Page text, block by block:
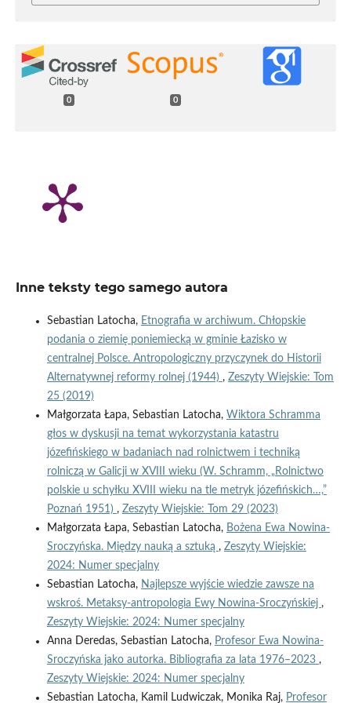
0 0
Inne teksty tego samego autora
Sebastian Latocha, Etnografia w archiwum. Chłopskie
podania o ziemię poniemiecką w gminie Łazisko w
centralnej Polsce. Antropologiczny przyczynek do Historii
Alternatywnej reformy rolnej (1944) , Zeszyty Wiejskie: Tom
25 (2019)
Małgorzata Łapa, Sebastian Latocha, Wiktora Schramma
głos w dyskusji na temat wykorzystania katastru
józefińskiego w badaniach nad rolnictwem i techniką
rolniczą w Galicji w XVIII wieku (W. Schramm, „Rolnictwo
polskie u schyłku XVIII wieku na tle metryk józefińskich…,”
Poznań 1951) , Zeszyty Wiejskie: Tom 29 (2023)
Małgorzata Łapa, Sebastian Latocha, Bożena Ewa Nowina-
Sroczyńska. Między nauką a sztuką , Zeszyty Wiejskie:
2024: Numer specjalny
Sebastian Latocha, Najlepsze wyjście wiedzie zawsze na
wskroś. Metaksy-antropologia Ewy Nowina-Sroczyńskiej ,
Zeszyty Wiejskie: 2024: Numer specjalny
Anna Deredas, Sebastian Latocha, Profesor Ewa Nowina-
Sroczyńska jako autorka. Bibliografia za lata 1976–2023 ,
Zeszyty Wiejskie: 2024: Numer specjalny
Sebastian Latocha, Kamil Ludwiczak, Monika Raj, Profesor